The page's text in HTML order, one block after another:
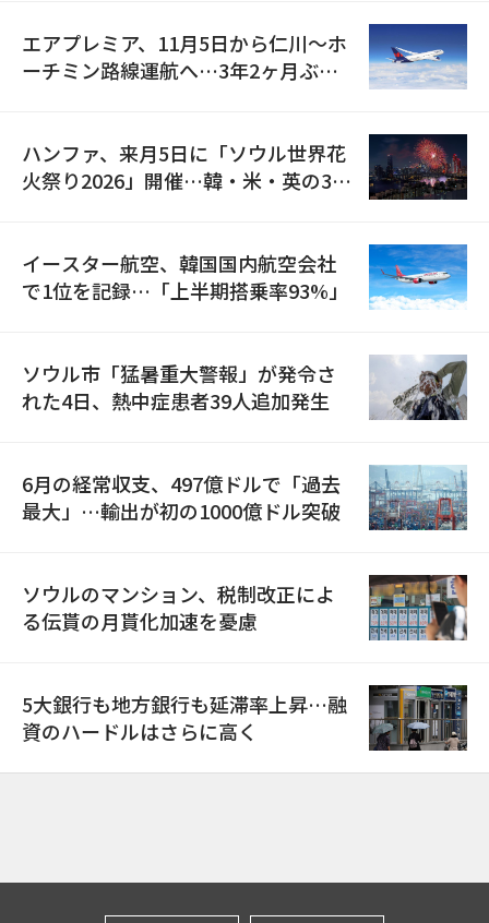
エアプレミア、11月5日から仁川〜ホ
ーチミン路線運航へ…3年2ヶ月ぶり
ハンファ、来月5日に「ソウル世界花
火祭り2026」開催…韓・米・英の3カ
イースター航空、韓国国内航空会社
で1位を記録…「上半期搭乗率93%」
ソウル市「猛暑重大警報」が発令さ
れた4日、熱中症患者39人追加発生
6月の経常収支、497億ドルで「過去
最大」…輸出が初の1000億ドル突破
ソウルのマンション、税制改正によ
る伝貰の月貰化加速を憂慮
5大銀行も地方銀行も延滞率上昇…融
資のハードルはさらに高く